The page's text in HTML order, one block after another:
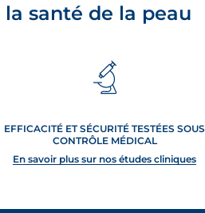
santé de la peau
EFFICACITÉ ET SÉCURITÉ TESTÉES SOUS
CONTRÔLE MÉDICAL
En savoir plus sur nos études cliniques